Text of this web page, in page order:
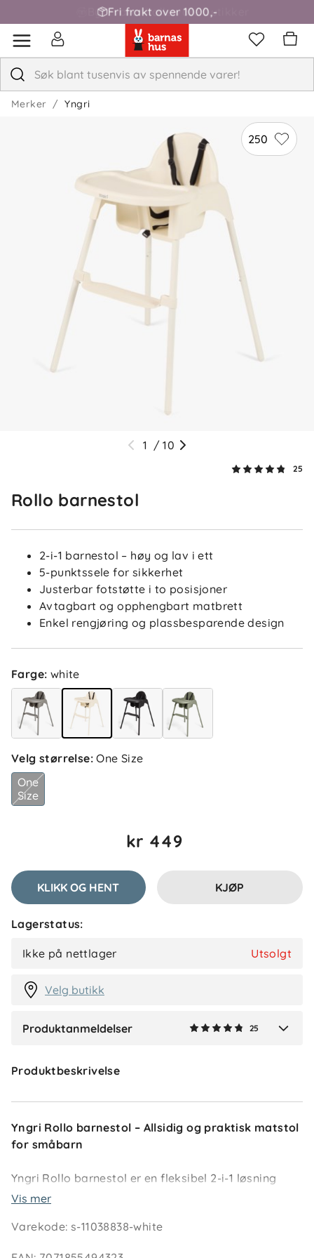
Fri frakt over 1000,-
Merker Yngri
250
1 / 10
25
Rollo barnestol
2-i-1 barnestol – høy og lav i ett
5-punktssele for sikkerhet
Justerbar fotstøtte i to posisjoner
Avtagbart og opphengbart matbrett
Enkel rengjøring og plassbesparende design
Farge: white
Velg størrelse:One Size
One
Size
kr 449
KLIKK OG HENT KJØP
Lagerstatus:
Ikke på nettlager Utsolgt
Velg butikk
Produktanmeldelser 25
TN Tania N Bekreftet kjøper
1 måned siden
Det er greit ... men fotstøtten er ikke så fleksibel, den er
bare justerbar i to design som ikke passer barn opptil 6
Cecilia Bekreftet kjøper
2 måneder siden
Veldig fint med seler
Nora
Så hyggelig å høre at spisestolen falt i smak! 😊
Tusen takk for den fine tilbakemeldingen. ✨
Veldig god barnestol. Liker at denne har fotstøtte og
det er mulig å ta av halve bena slik den blir lavere.
K Kjersti
M
JM June M
AA Arslan A
Produktbeskrivelse
Yngri Rollo barnestol – Allsidig og praktisk matstol
for småbarn
Yngri Rollo barnestol er en fleksibel 2-i-1 løsning
som fungerer både som høy barnestol til
og lett å ta med på reise. Den justerbare fotstøtten
Vis mer
Varekode:s-11038838-white